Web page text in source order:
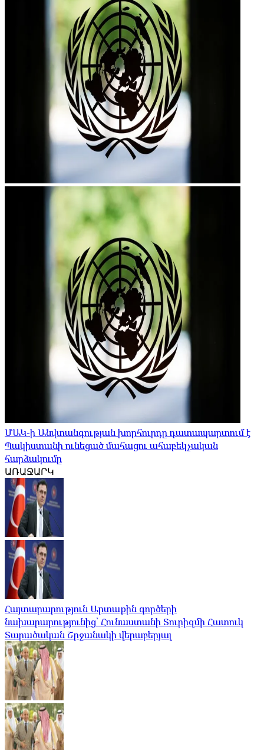
ՄԱԿ-ի Անվտանգության խորհուրդը դատապարտում է
Պակիստանի ունեցած մահացու ահաբեկչական
հարձակումը
ԱՌԱՋԱՐԿ
Հայտարարություն Արտաքին գործերի
նախարարությունից՝ Հունաստանի Տուրիզմի Հատուկ
Տարածական Շրջանակի վերաբերյալ